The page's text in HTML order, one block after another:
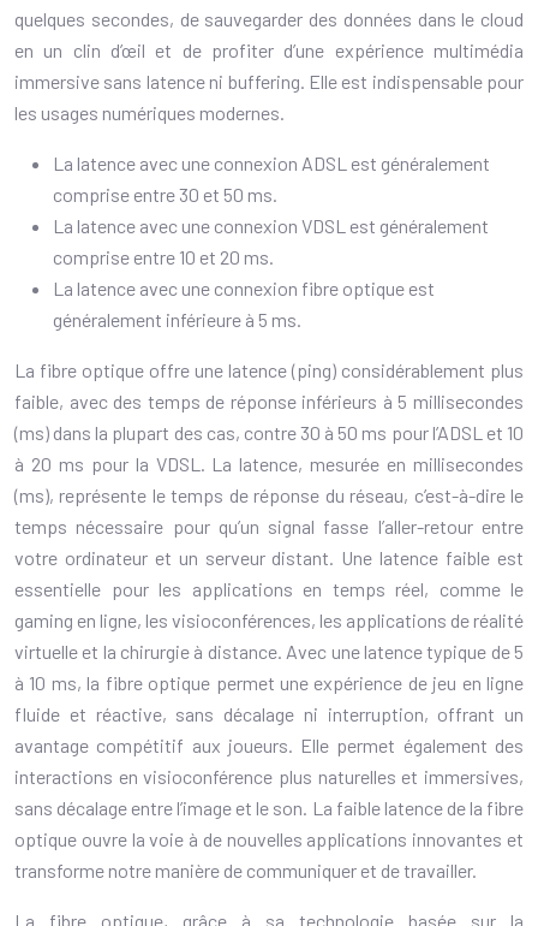
quelques secondes, de sauvegarder des données dans le cloud
en un clin d’œil et de profiter d’une expérience multimédia
immersive sans latence ni buffering. Elle est indispensable pour
les usages numériques modernes.
La latence avec une connexion ADSL est généralement
comprise entre 30 et 50 ms.
La latence avec une connexion VDSL est généralement
comprise entre 10 et 20 ms.
La latence avec une connexion fibre optique est
généralement inférieure à 5 ms.
La fibre optique offre une latence (ping) considérablement plus
faible, avec des temps de réponse inférieurs à 5 millisecondes
(ms) dans la plupart des cas, contre 30 à 50 ms pour l’ADSL et 10
à 20 ms pour la VDSL. La latence, mesurée en millisecondes
(ms), représente le temps de réponse du réseau, c’est-à-dire le
temps nécessaire pour qu’un signal fasse l’aller-retour entre
votre ordinateur et un serveur distant. Une latence faible est
essentielle pour les applications en temps réel, comme le
gaming en ligne, les visioconférences, les applications de réalité
virtuelle et la chirurgie à distance. Avec une latence typique de 5
à 10 ms, la fibre optique permet une expérience de jeu en ligne
fluide et réactive, sans décalage ni interruption, offrant un
avantage compétitif aux joueurs. Elle permet également des
interactions en visioconférence plus naturelles et immersives,
sans décalage entre l’image et le son. La faible latence de la fibre
optique ouvre la voie à de nouvelles applications innovantes et
transforme notre manière de communiquer et de travailler.
La fibre optique, grâce à sa technologie basée sur la